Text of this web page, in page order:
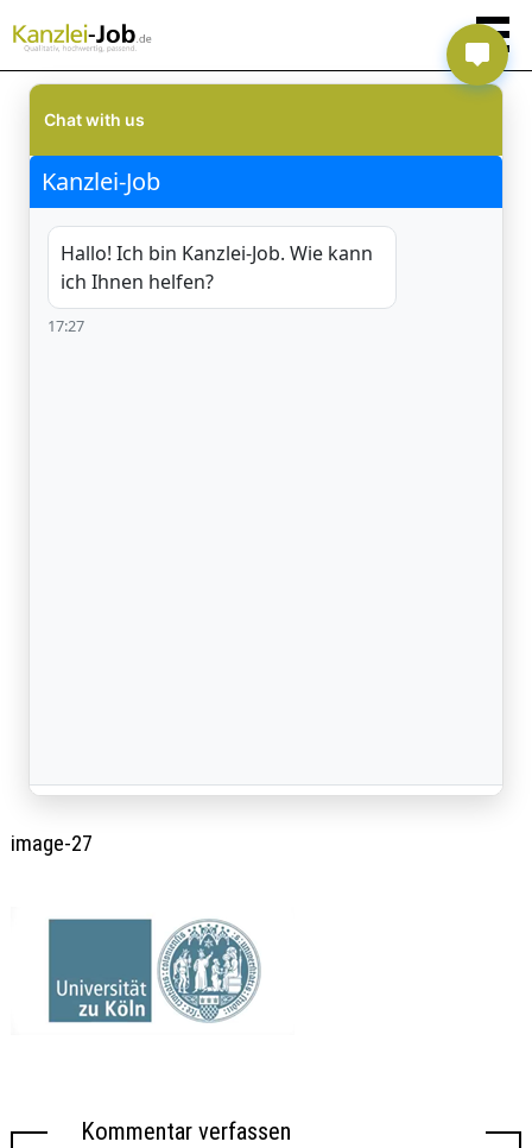
Chat with us
image-27
Kommentar verfassen